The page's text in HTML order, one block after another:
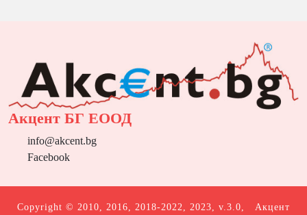
Акцент БГ ЕООД
info@akcent.bg
Facebook
Copyright © 2010, 2016, 2018-2022, 2023, v.3.0, Акцент